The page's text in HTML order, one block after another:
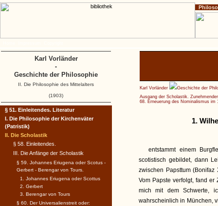
Karl Vorländer
Geschichte der
Ausgang der Scholastik.
68. Erneuerung des Nominalismus
1.
entstammt einem
scotistisch gebildet, dann
zwischen Papsttum
Vom Papste verfolgt, fand
mich mit dem Schwerte,
wahrscheinlich in München,
§ 51. Einleitendes. Literatur
I. Die Philosophie der Kirchenväter
(Patristik)
II. Die Scholastik
§ 58. Einleitendes.
III. Die Anfänge der Scholastik
§ 59. Johannes Eriugena oder Scotus -
Gerbert - Berengar von Tours.
1. Johannes Eriugena oder Scottus
2. Gerbert
3. Berengar von Tours
§ 60. Der Universalienstreit oder:
Karl Vorländer
-
Geschichte der Philosophie
II. Die Philosophie des Mittelalters
(1903)